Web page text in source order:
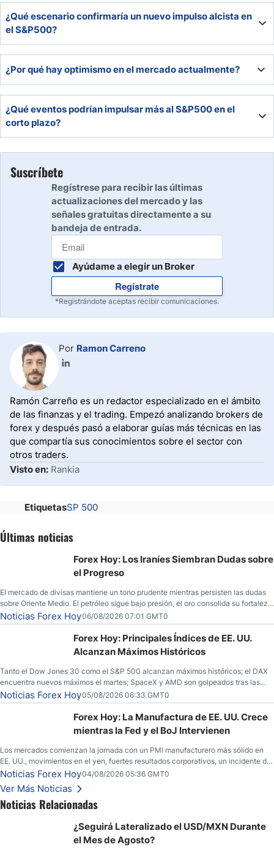
¿Qué escenario confirmaría un nuevo impulso alcista en
el S&P500?
consolidación por encima y acompañada de señales de
fortaleza en el RSI y el MACD.
¿Por qué hay optimismo en el mercado actualmente?
los tipos en septiembre, lo que favorece la presión
compradora en la bolsa.
¿Qué eventos podrían impulsar más al S&P500 en el
corto plazo?
Resultados empresariales del segundo trimestre mejores
de lo esperado y señales técnicas alcistas tras un
breakout.
Suscríbete
Regístrese para recibir las últimas
actualizaciones del mercado y las
señales gratuitas directamente a su
bandeja de entrada.
Ayúdame a elegir un Broker
Regístrate
*Registrándote aceptas recibir comunicaciones.
Por Ramon Carreno
Ramón Carreño es un redactor especializado en el ámbito
de las finanzas y el trading. Empezó analizando brokers de
forex y después pasó a elaborar guías más técnicas en las
que compartía sus conocimientos sobre el sector con
otros traders.
Visto en: Rankia
EtiquetasSP 500
Últimas noticias
Forex Hoy: Los Iraníes Siembran Dudas sobre
el Progreso
El mercado de divisas mantiene un tono prudente mientras persisten las dudas
sobre Oriente Medio. El petróleo sigue bajo presión, el oro consolida su fortaleza
y los operadores esperan nuevas referencias económicas desde Estados
Unidos.
Noticias Forex Hoy06/08/2026 07:01 GMT0
Forex Hoy: Principales Índices de EE. UU.
Alcanzan Máximos Históricos
Tanto el Dow Jones 30 como el S&P 500 alcanzan máximos históricos; el DAX
encuentra nuevos máximos el martes; SpaceX y AMD son golpeados tras las
llamadas de ganancias; el petróleo crudo cae por debajo de los $80 con nuevas
esperanzas; el dólar estadounidense continúa intentando estabilizarse frente al
yen; el peso mexicano ve un repunte a medida que las tasas caen en EE. UU.
Noticias Forex Hoy05/08/2026 06:33 GMT0
Forex Hoy: La Manufactura de EE. UU. Crece
mientras la Fed y el BoJ Intervienen
Los mercados comienzan la jornada con un PMI manufacturero más sólido en
EE. UU., movimientos en el yen, fuertes resultados corporativos, un incidente de
seguridad en Bitcoin y nuevas señales desde el mercado del petróleo.
Noticias Forex Hoy04/08/2026 05:36 GMT0
Ver Más Noticias
Noticias Relacionadas
¿Seguirá Lateralizado el USD/MXN Durante
el Mes de Agosto?